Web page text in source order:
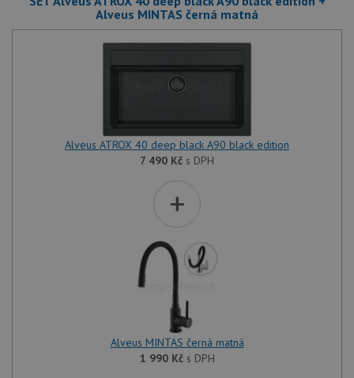
Alveus MINTAS černá matná
Alveus ATROX 40 deep black A90 black edition
7 490 Kč s DPH
+
Alveus MINTAS černá matná
1 990 Kčs DPH